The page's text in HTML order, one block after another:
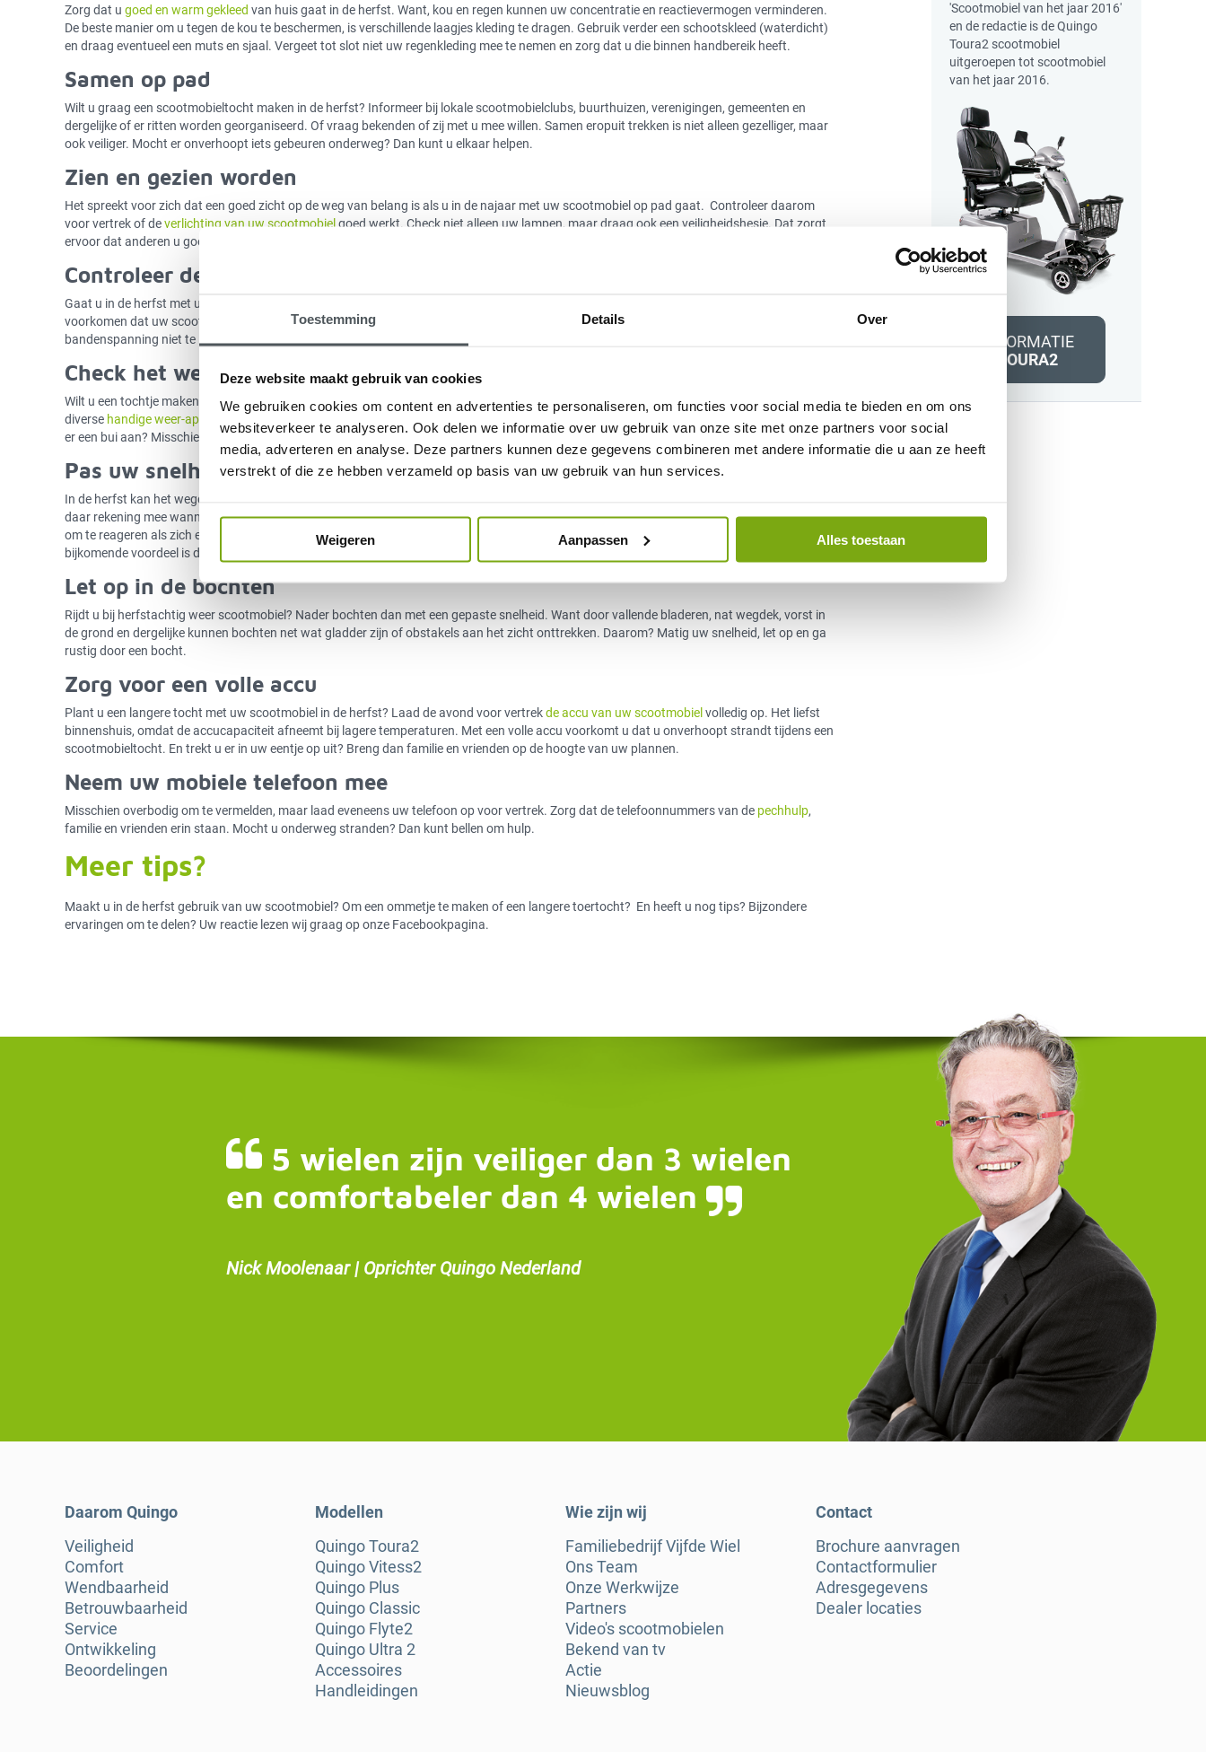
Toestemming Details Over
Deze website maakt gebruik van cookies
We gebruiken cookies om content en advertenties te personaliseren, om functies voor social media te bieden en om ons
websiteverkeer te analyseren. Ook delen we informatie over uw gebruik van onze site met onze partners voor social
media, adverteren en analyse. Deze partners kunnen deze gegevens combineren met andere informatie die u aan ze heeft
verstrekt of die ze hebben verzameld op basis van uw gebruik van hun services.
Weigeren Aanpassen Alles toestaan
Zorg dat u goed en warmgekleed van huis gaat in de herfst. Want, kou en regen kunnen uw concentratie en reactievermogen verminderen.
De beste manier om u tegen de kou te beschermen, is verschillende laagjes kleding te dragen. Gebruik verder een schootskleed (waterdicht)
en draag eventueel een muts en sjaal. Vergeet tot slot niet uw regenkleding mee te nemen en zorg dat u die binnen handbereik heeft.
Samen op pad
Wilt u graag een scootmobieltocht maken in de herfst? Informeer bij lokale scootmobielclubs, buurthuizen, verenigingen, gemeenten en
dergelijke of er ritten worden georganiseerd. Of vraag bekenden of zij met u mee willen. Samen eropuit trekken is niet alleen gezelliger, maar
ook veiliger. Mocht er onverhoopt iets gebeuren onderweg? Dan kunt u elkaar helpen.
Zien en gezien worden
Het spreekt voor zich dat een goed zicht op de weg van belang is als u in de najaar met uw scootmobiel op pad gaat. Controleer daarom
voor vertrek of deverlichting van uw scootmobielgoed werkt. Check niet alleen uw lampen, maar draag ook een veiligheidshesje. Dat zorgt
ervoor dat anderen u goed zien in het verkeer en draagt zo dus bij aan uw veiligheid. Of doe een fluorescerend vest over uw stoel.
Controleer de banden
Gaat u in de herfst met uw scootmobiel eropuit? Controleer dan
voorkomen dat uw scootmobiel onverhoopt ‘wegglijdt’. Dus, check geregeld of er nog voldoende profiel op de banden zit en of de
bandenspanning niet te laag is.
Check het weer
Wilt u een tochtje maken? Maak er dan een gewoonte van om een half uur of uurtje voor vertrek de weersverwachtingen te checken. Er zijn
diverse handige weer-apps
er een bui aan? Misschien is het dan beter uw tochtje even uit te stellen.
Pas uw snelheid aan
In de herfst kan het wegdek nat en glad zijn. Door regenval, vorst en gevallen bladeren, kastanjes, beukennootjes, takjes enzovoort. Houd
daar rekening mee wanneer u op pad gaat met uw scootmobiel. Matig uw snelheid. Dan heeft u beter zicht op de weg en bovendien meer tijd
om te reageren als zich een onverhoedse situatie voordoet. Bij een lagere snelheid is uw remweg immers een stuk korter. Een ander
bijkomende voordeel is dat u met een lagere snelheid meer tijd heeft om te genieten van de herfstpracht.
Let op in de bochten
Rijdt u bij herfstachtig weer scootmobiel? Nader bochten dan met een gepaste snelheid. Want door vallende bladeren, nat wegdek, vorst in
de grond en dergelijke kunnen bochten net wat gladder zijn of obstakels aan het zicht onttrekken. Daarom? Matig uw snelheid, let op en ga
rustig door een bocht.
Zorg voor een volle accu
Plant u een langere tocht met uw scootmobiel in de herfst? Laad de avond voor vertrekde accu van uw scootmobiel volledig op. Het liefst
binnenshuis, omdat de accucapaciteit afneemt bij lagere temperaturen. Met een volle accu voorkomt u dat u onverhoopt strandt tijdens een
scootmobieltocht. En trekt u er in uw eentje op uit? Breng dan familie en vrienden op de hoogte van uw plannen.
Neem uw mobiele telefoon mee
Misschien overbodig om te vermelden, maar laad eveneens uw telefoon op voor vertrek. Zorg dat de telefoonnummers van de pechhulp,
familie en vrienden erin staan. Mocht u onderweg stranden? Dan kunt bellen om hulp.
Meer tips?
Maakt u in de herfst gebruik van uw scootmobiel? Om een ommetje te maken of een langere toertocht? En heeft u nog tips? Bijzondere
ervaringen om te delen? Uw reactie lezen wij graag op onze Facebookpagina.
'Scootmobiel van het jaar 2016'
en de redactie is de Quingo
Toura2 scootmobiel
uitgeroepen tot scootmobiel
van het jaar 2016.
INFORMATIE
TOURA2
5 wielen zijn veiliger dan 3 wielen
en comfortabeler dan 4 wielen
Nick Moolenaar | Oprichter Quingo Nederland
Daarom Quingo
Veiligheid
Comfort
Wendbaarheid
Betrouwbaarheid
Service
Ontwikkeling
Beoordelingen
Modellen
Quingo Toura2
Quingo Vitess2
Quingo Plus
Quingo Classic
Quingo Flyte2
Quingo Ultra 2
Accessoires
Handleidingen
Wie zijn wij
Familiebedrijf Vijfde Wiel
Ons Team
Onze Werkwijze
Partners
Video's scootmobielen
Bekend van tv
Actie
Nieuwsblog
Contact
Brochure aanvragen
Contactformulier
Adresgegevens
Dealer locaties